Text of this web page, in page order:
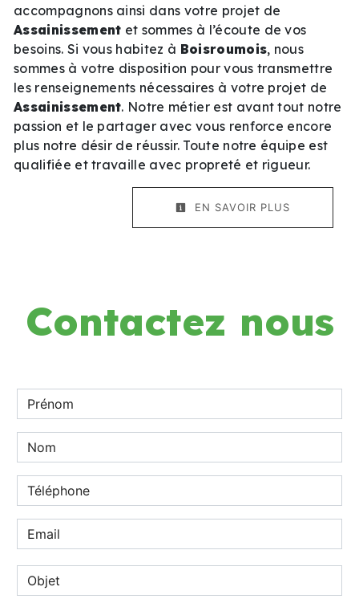
accompagnons ainsi dans votre projet de
Assainissement et sommes à l’écoute de vos
besoins. Si vous habitez à Boisroumois, nous
sommes à votre disposition pour vous transmettre
les renseignements nécessaires à votre projet de
Assainissement. Notre métier est avant tout notre
passion et le partager avec vous renforce encore
plus notre désir de réussir. Toute notre équipe est
qualifiée et travaille avec propreté et rigueur.
EN SAVOIR PLUS
Contactez nous